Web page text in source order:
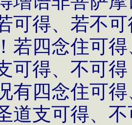
可得、若不
若四念住可
可得、不可
有四念住可
道支可得、